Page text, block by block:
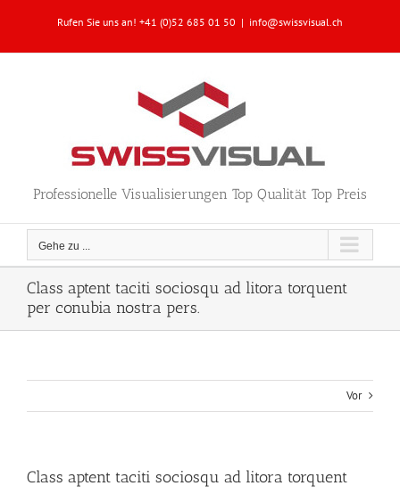
Rufen Sie uns an! +41 (0)52 685 01 50 | info@swissvisual.ch
Professionelle Visualisierungen Top Qualität Top Preis
Gehe zu ...
Class aptent taciti sociosqu ad litora torquent
per conubia nostra pers.
Vor
Class aptent taciti sociosqu ad litora torquent